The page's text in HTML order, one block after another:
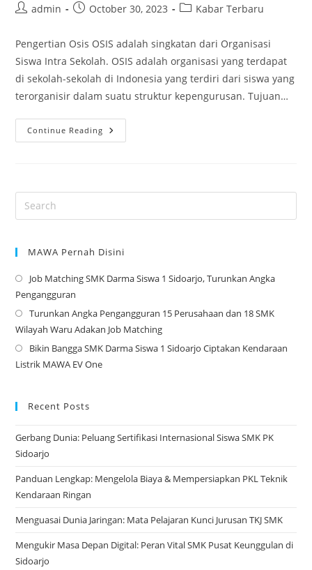
Postadmin
PostOctober 30, 2023
PostKabar Terbaru
Pengertian Osis OSIS adalah singkatan dari Organisasi
Siswa Intra Sekolah. OSIS adalah organisasi yang terdapat
di sekolah-sekolah di Indonesia yang terdiri dari siswa yang
terorganisir dalam suatu struktur kepengurusan. Tujuan…
Continue Reading Upacara
Serah
MAWA Pernah Disini
Job Matching SMK Darma Siswa 1 Sidoarjo, Turunkan Angka
Pengangguran
Turunkan Angka Pengangguran 15 Perusahaan dan 18 SMK
Wilayah Waru Adakan Job Matching
Bikin Bangga SMK Darma Siswa 1 Sidoarjo Ciptakan Kendaraan
Listrik MAWA EV One
Recent Posts
Gerbang Dunia: Peluang Sertifikasi Internasional Siswa SMK PK
Sidoarjo
Panduan Lengkap: Mengelola Biaya & Mempersiapkan PKL Teknik
Kendaraan Ringan
Menguasai Dunia Jaringan: Mata Pelajaran Kunci Jurusan TKJ SMK
Mengukir Masa Depan Digital: Peran Vital SMK Pusat Keunggulan di
Sidoarjo